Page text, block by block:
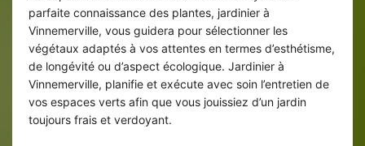
parfaite connaissance des plantes, jardinier à
Vinnemerville, vous guidera pour sélectionner les
végétaux adaptés à vos attentes en termes d’esthétisme,
de longévité ou d’aspect écologique. Jardinier à
Vinnemerville, planifie et exécute avec soin l’entretien de
vos espaces verts afin que vous jouissiez d’un jardin
toujours frais et verdoyant.